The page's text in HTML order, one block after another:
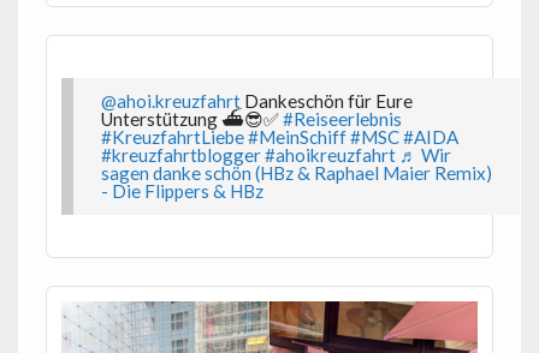
@ahoi.kreuzfahrt Dankeschön für Eure
Unterstützung ⛴️😎✅#Reiseerlebnis
#KreuzfahrtLiebe#MeinSchiff#MSC#AIDA
#kreuzfahrtblogger#ahoikreuzfahrt ♬ Wir
sagen danke schön (HBz & Raphael Maier Remix)
- Die Flippers & HBz